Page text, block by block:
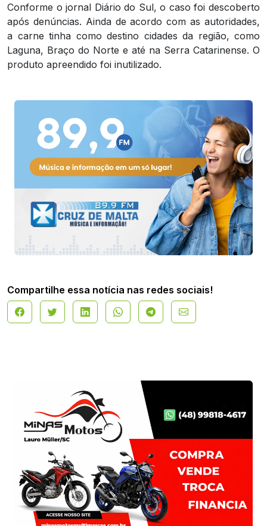
Conforme o jornal Diário do Sul, o caso foi descoberto
após denúncias. Ainda de acordo com as autoridades,
a carne tinha como destino cidades da região, como
Laguna, Braço do Norte e até na Serra Catarinense. O
produto apreendido foi inutilizado.
Compartilhe essa notícia nas redes sociais!